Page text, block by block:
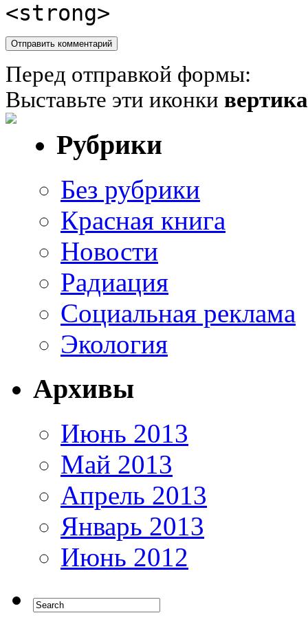
<strong>
Перед отправкой формы:
Выставьте эти иконки
Рубрики
Без рубрики
Красная книга
Новости
Радиация
Социальная реклама
Экология
Архивы
Июнь 2013
Май 2013
Апрель 2013
Январь 2013
Июнь 2012